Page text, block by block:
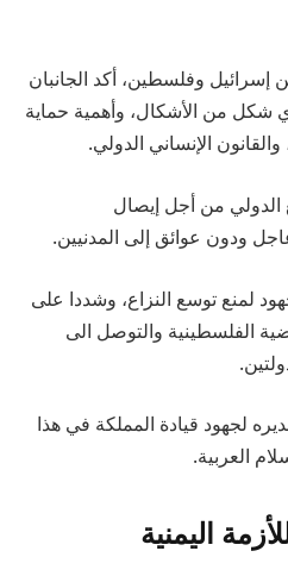
إسرائيل وفلسطين، أكد الجانبان
شكل من الأشكال، وأهمية حماية
الإنساني الدولي.
الدولي من أجل إيصال
ودون عوائق إلى المدنيين.
لمنع توسع النزاع، وشددا على
الفلسطينية والتوصل الى
لجهود قيادة المملكة في هذا
العربية.
اليمنية